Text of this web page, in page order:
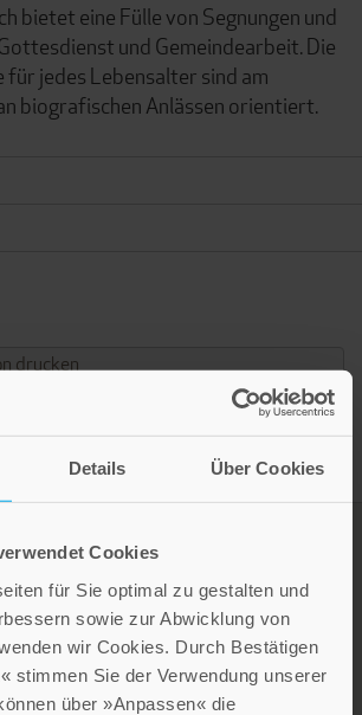
Details Über Cookies
Cookies
für Sie optimal zu gestalten und
sowie zur Abwicklung von
wir Cookies. Durch Bestätigen
stimmen Sie der Verwendung unserer
über »Anpassen« die
bietet eine Fülle von Segnungen und
und Gemeindearbeit. Die
für jedes Lebensalter sind am
biografischen Anlässen orientiert.
drucken